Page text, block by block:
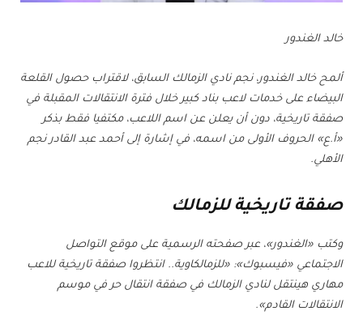
خالد الغندور
ألمح خالد الغندور، نجم نادي الزمالك السابق، لاقتراب حصول القلعة
البيضاء على خدمات لاعب بناد كبير خلال فترة الانتقالات المقبلة في
صفقة تاريخية، دون أن يعلن عن اسم اللاعب، مكتفيا فقط بذكر
«أ.ع» الحروف الأولى من اسمه، في إشارة إلى أحمد عبد القادر نجم
الأهلي.
صفقة تاريخية للزمالك
وكتب «الغندور»، عبر صفحته الرسمية على موقع التواصل
الاجتماعي «فيسبوك»: «للزمالكاوية.. انتظروا صفقة تاريخية للاعب
مهاري هينتقل لنادي الزمالك في صفقة انتقال حر في موسم
الانتقالات القادم».